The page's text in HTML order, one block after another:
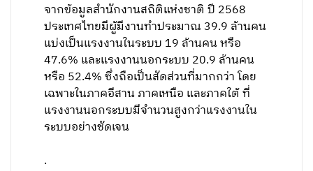
จากข้อมูลสำนักงานสถิติแห่งชาติ ปี 2568
ประเทศไทยมีผู้มีงานทำประมาณ 39.9 ล้านคน
แบ่งเป็นแรงงานในระบบ 19 ล้านคน หรือ
47.6% และแรงงานนอกระบบ 20.9 ล้านคน
หรือ 52.4% ซึ่งถือเป็นสัดส่วนที่มากกว่า โดย
เฉพาะในภาคอีสาน ภาคเหนือ และภาคใต้ ที่
แรงงานนอกระบบมีจำนวนสูงกว่าแรงงานใน
ระบบอย่างชัดเจน
.